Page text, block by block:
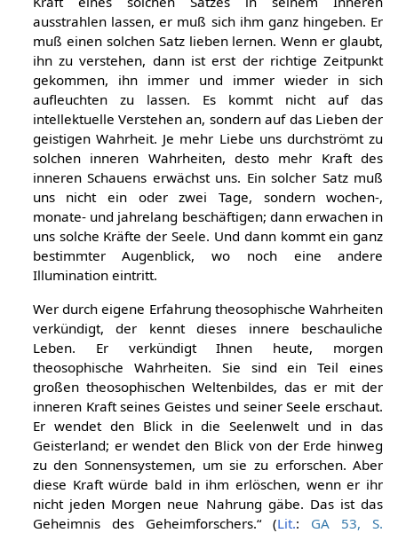
ausstrahlen lassen, er muß sich ihm ganz hingeben. Er
muß einen solchen Satz lieben lernen. Wenn er glaubt,
ihn zu verstehen, dann ist erst der richtige Zeitpunkt
gekommen, ihn immer und immer wieder in sich
aufleuchten zu lassen. Es kommt nicht auf das
intellektuelle Verstehen an, sondern auf das Lieben der
geistigen Wahrheit. Je mehr Liebe uns durchströmt zu
solchen inneren Wahrheiten, desto mehr Kraft des
inneren Schauens erwächst uns. Ein solcher Satz muß
uns nicht ein oder zwei Tage, sondern wochen-,
monate- und jahrelang beschäftigen; dann erwachen in
uns solche Kräfte der Seele. Und dann kommt ein ganz
bestimmter Augenblick, wo noch eine andere
Illumination eintritt.
Wer durch eigene Erfahrung theosophische Wahrheiten
verkündigt, der kennt dieses innere beschauliche
Leben. Er verkündigt Ihnen heute, morgen
theosophische Wahrheiten. Sie sind ein Teil eines
großen theosophischen Weltenbildes, das er mit der
inneren Kraft seines Geistes und seiner Seele erschaut.
Er wendet den Blick in die Seelenwelt und in das
Geisterland; er wendet den Blick von der Erde hinweg
zu den Sonnensystemen, um sie zu erforschen. Aber
diese Kraft würde bald in ihm erlöschen, wenn er ihr
nicht jeden Morgen neue Nahrung gäbe. Das ist das
Geheimnis des Geheimforschers.“ (Lit.: GA 53, S.